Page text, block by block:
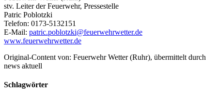
stv. Leiter der Feuerwehr, Pressestelle
Patric Poblotzki
Telefon: 0173-5132151
E-Mail: patric.poblotzki@feuerwehrwetter.de
www.feuerwehrwetter.de
Original-Content von: Feuerwehr Wetter (Ruhr), übermittelt durch
news aktuell
Schlagwörter